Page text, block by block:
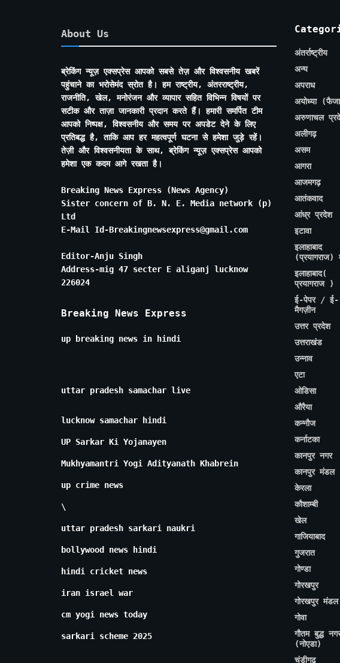
About Us
ब्रेकिंग न्यूज़ एक्सप्रेस आपको सबसे तेज़ और विश्वसनीय खबरें
पहुंचाने का भरोसेमंद स्रोत है। हम राष्ट्रीय, अंतरराष्ट्रीय,
राजनीति, खेल, मनोरंजन और व्यापार सहित विभिन्न विषयों पर
सटीक और ताज़ा जानकारी प्रदान करते हैं। हमारी समर्पित टीम
आपको निष्पक्ष, विश्वसनीय और समय पर अपडेट देने के लिए
प्रतिबद्ध है, ताकि आप हर महत्वपूर्ण घटना से हमेशा जुड़े रहें।
तेज़ी और विश्वसनीयता के साथ, ब्रेकिंग न्यूज़ एक्सप्रेस आपको
हमेशा एक कदम आगे रखता है।
Breaking News Express (News Agency)
Sister concern of B. N. E. Media network (p)
Ltd
E-Mail Id-Breakingnewsexpress@gmail.com
Editor-Anju Singh
Address-mig 47 secter E aliganj lucknow
226024
Breaking News Express
up breaking news in hindi
uttar pradesh samachar live
lucknow samachar hindi
UP Sarkar Ki Yojanayen
Mukhyamantri Yogi Adityanath Khabrein
up crime news
\
uttar pradesh sarkari naukri
bollywood news hindi
hindi cricket news
iran israel war
cm yogi news today
sarkari scheme 2025
अंतर्राष्ट्रीय
अन्य
अपराध
अयोध्या
अरुणाचल
अलीगढ़
असम
आगरा
आजमगढ़
आतंकवाद
आंध्र प्रदेश
इटावा
इलाहाबाद
(प्रयागराज)
इलाहाबाद(
प्रयागराज )
ई-पेपर / ई-
मैगज़ीन
उत्तर प्रदेश
उत्तराखंड
उन्नाव
एटा
ओडिसा
औरैया
कन्नौज
कर्नाटका
कानपुर नगर
कानपुर मंडल
केरला
कौशाम्बी
खेल
गाजियाबाद
गुजरात
गोण्डा
गोरखपुर
गोरखपुर मंडल
गोवा
गौतम बुद्ध
(नोएडा)
चंडीगढ़